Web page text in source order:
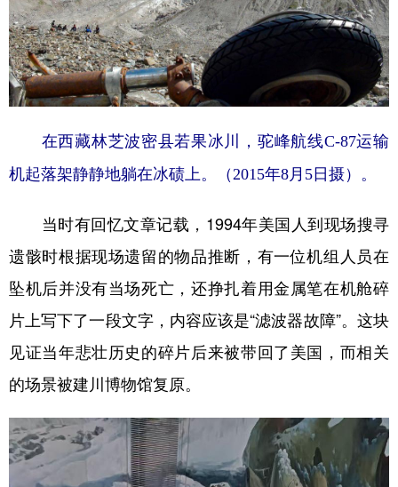
在西藏林芝波密县若果冰川，驼峰航线C-87运输
机起落架静静地躺在冰碛上。（2015年8月5日摄）。
当时有回忆文章记载，1994年美国人到现场搜寻
遗骸时根据现场遗留的物品推断，有一位机组人员在
坠机后并没有当场死亡，还挣扎着用金属笔在机舱碎
片上写下了一段文字，内容应该是“滤波器故障”。这块
见证当年悲壮历史的碎片后来被带回了美国，而相关
的场景被建川博物馆复原。